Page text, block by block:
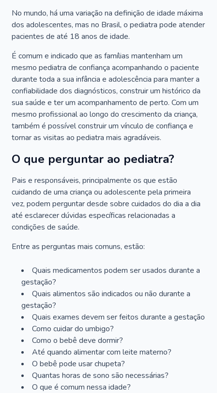
No mundo, há uma variação na definição de idade máxima
dos adolescentes, mas no Brasil, o pediatra pode atender
pacientes de até 18 anos de idade.
É comum e indicado que as famílias mantenham um
mesmo pediatra de confiança acompanhando o paciente
durante toda a sua infância e adolescência para manter a
confiabilidade dos diagnósticos, construir um histórico da
sua saúde e ter um acompanhamento de perto. Com um
mesmo profissional ao longo do crescimento da criança,
também é possível construir um vínculo de confiança e
tornar as visitas ao pediatra mais agradáveis.
O que perguntar ao pediatra?
Pais e responsáveis, principalmente os que estão
cuidando de uma criança ou adolescente pela primeira
vez, podem perguntar desde sobre cuidados do dia a dia
até esclarecer dúvidas específicas relacionadas a
condições de saúde.
Entre as perguntas mais comuns, estão:
Quais medicamentos podem ser usados durante a
gestação?
Quais alimentos são indicados ou não durante a
gestação?
Quais exames devem ser feitos durante a gestação
Como cuidar do umbigo?
Como o bebê deve dormir?
Até quando alimentar com leite materno?
O bebê pode usar chupeta?
Quantas horas de sono são necessárias?
O que é comum nessa idade?